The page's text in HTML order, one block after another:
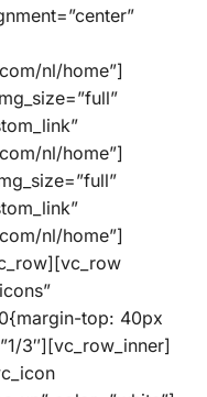
nl/home”]
nl/home”]
nl/home”]
top: 40px
3″][vc_row_inner]